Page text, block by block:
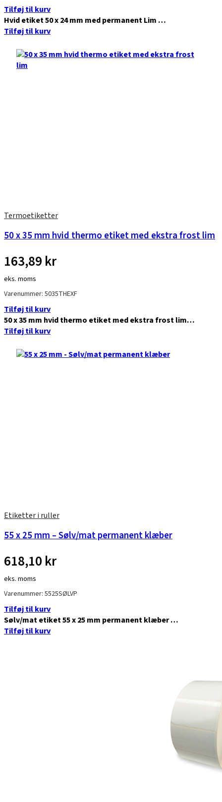
Tilføj til kurv
Hvid etiket 50 x 24 mm med permanent Lim …
Tilføj til kurv
Termoetiketter
50 x 35 mm hvid thermo etiket med ekstra frost lim
163,89 kr
eks. moms
Varenummer: 5035THEXF
Tilføj til kurv
50 x 35 mm hvid thermo etiket med ekstra frost lim…
Tilføj til kurv
Etiketter i ruller
55 x 25 mm – Sølv/mat permanent klæber
618,10 kr
eks. moms
Varenummer: 5525SØLVP
Tilføj til kurv
Sølv/mat etiket 55 x 25 mm permanent klæber …
Tilføj til kurv